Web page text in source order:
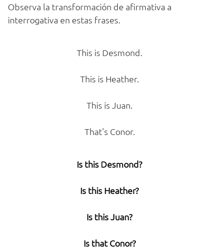
Observa la transformación de afirmativa a
interrogativa en estas frases.
This is Desmond.
This is Heather.
This is Juan.
That’s Conor.
Is this Desmond?
Is this Heather?
Is this Juan?
Is that Conor?